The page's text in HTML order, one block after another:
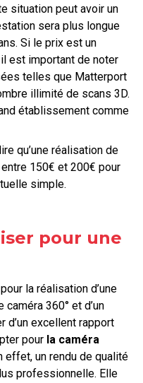
situation peut avoir un
sera plus longue
Si le prix est un
est important de noter
telles que Matterport
illimité de scans 3D.
établissement comme
qu’une réalisation de
150€ et 200€ pour
simple.
pour une
la réalisation d’une
360° et d’un
d’un excellent rapport
pourla caméra
effet, un rendu de qualité
professionnelle. Elle